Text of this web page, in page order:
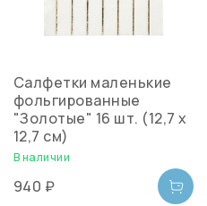
Салфетки маленькие
фольгированные
"Золотые" 16 шт. (12,7 х
12,7 см)
В наличии
940 ₽